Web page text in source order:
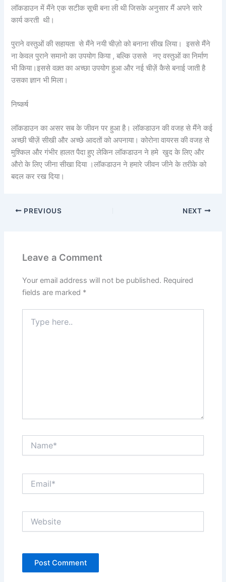
लॉकडाउन में मैंने एक सटीक सूची बना ली थी जिसके अनुसार मैं अपने सारे
कार्य करती थी।
पुराने वस्तुओं की सहायता से मैंने नयी चीज़ो को बनाना सीख लिया। इससे मैंने
ना केवल पुराने समानो का उपयोग किया , बल्कि उससे नए वस्तुओं का निर्माण
भी किया।इससे वक़्त का अच्छा उपयोग हुआ और नई चीज़ें कैसे बनाई जाती है
उसका ज्ञान भी मिला।
निष्कर्ष
लॉकडाउन का असर सब के जीवन पर हुआ है। लॉकडाउन की वजह से मैंने कई
अच्छी चीज़ें सीखी और अच्छे आदतों को अपनाया। कोरोना वायरस की वजह से
मुश्किल और गंभीर हालत पैदा हुए लेकिन लॉकडाउन ने हमे खुद के लिए और
औरो के लिए जीना सीखा दिया ।लॉकडाउन ने हमारे जीवन जीने के तरीके को
बदल कर रख दिया।
PREVIOUS NEXT
Leave a Comment
Your email address will not be published. Required
fields are marked *
here..